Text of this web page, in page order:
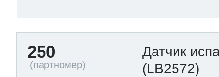
250
Датчик
(LB2572)